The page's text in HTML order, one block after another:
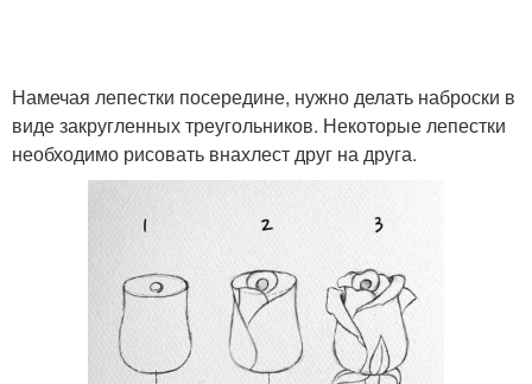
Намечая лепестки посередине, нужно делать наброски в
виде закругленных треугольников. Некоторые лепестки
необходимо рисовать внахлест друг на друга.